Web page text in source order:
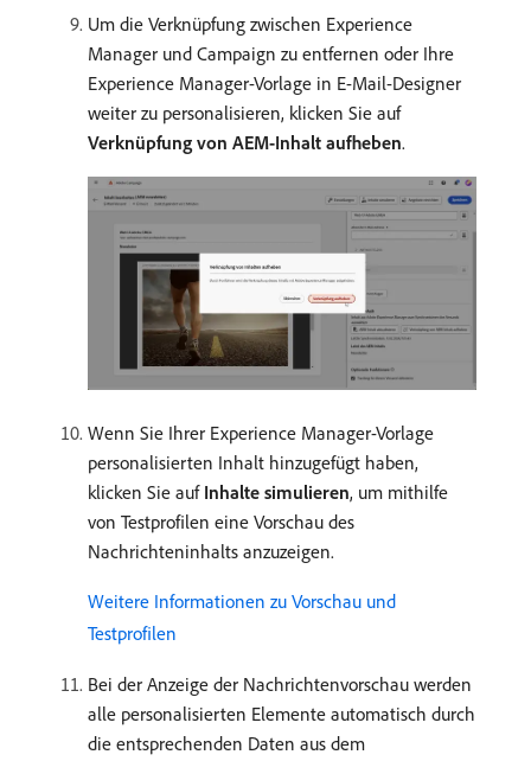
Um die Verknüpfung zwischen Experience
Manager und Campaign zu entfernen oder Ihre
Experience Manager-Vorlage in E-Mail-Designer
weiter zu personalisieren, klicken Sie auf
Verknüpfung von AEM-Inhalt aufheben.
Wenn Sie Ihrer Experience Manager-Vorlage
personalisierten Inhalt hinzugefügt haben,
klicken Sie auf Inhalte simulieren, um mithilfe
von Testprofilen eine Vorschau des
Nachrichteninhalts anzuzeigen.
Weitere Informationen zu Vorschau und
Testprofilen
Bei der Anzeige der Nachrichtenvorschau werden
alle personalisierten Elemente automatisch durch
die entsprechenden Daten aus dem